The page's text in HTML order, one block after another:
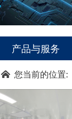
产品与服务
您当前的位置: